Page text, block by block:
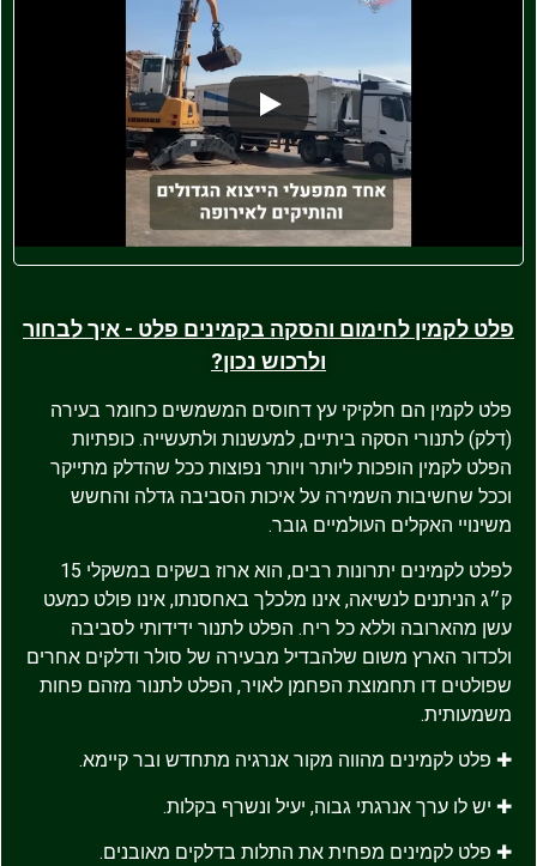
פלט לקמין לחימום והסקה בקמינים פלט - איך לבחור
ולרכוש נכון?
פלט לקמין הם חלקיקי עץ דחוסים המשמשים כחומר בעירה
(דלק) לתנורי הסקה ביתיים, למעשנות ולתעשייה. כופתיות
הפלט לקמין הופכות ליותר ויותר נפוצות ככל שהדלק מתייקר
וככל שחשיבות השמירה על איכות הסביבה גדלה והחשש
משינויי האקלים העולמיים גובר.
לפלט לקמינים יתרונות רבים, הוא ארוז בשקים במשקלי 15
ק״ג הניתנים לנשיאה, אינו מלכלך באחסנתו, אינו פולט כמעט
עשן מהארובה וללא כל ריח. הפלט לתנור ידידותי לסביבה
ולכדור הארץ משום שלהבדיל מבעירה של סולר ודלקים אחרים
שפולטים דו תחמוצת הפחמן לאויר, הפלט לתנור מזהם פחות
משמעותית.
✚ פלט לקמינים מהווה מקור אנרגיה מתחדש ובר קיימא.
✚ יש לו ערך אנרגתי גבוה, יעיל ונשרף בקלות.
✚ פלט לקמינים מפחית את התלות בדלקים מאובנים.